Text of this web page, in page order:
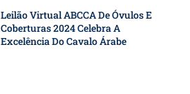
Leilão Virtual ABCCA De Óvulos E
Coberturas 2024 Celebra A
Excelência Do Cavalo Árabe